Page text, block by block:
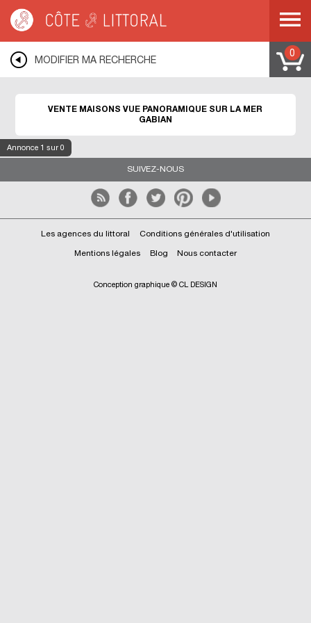
panoramique>MEDITERRANEE > LANGUEDOC ROUSSILLON HERAULT>
GABIAN
MODIFIER MA RECHERCHE
0
Annonce 1 sur 0
VENTE MAISONS VUE PANORAMIQUE SUR LA MER
GABIAN
SUIVEZ-NOUS
Les agences du littoral Conditions générales d'utilisation
Mentions légales Blog Nous contacter
Conception graphique © CL DESIGN